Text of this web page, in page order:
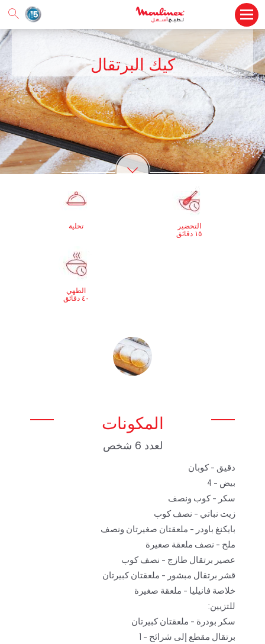
كيك البرتقال
تحلية
التحضير
١٥ دقائق
الطهي
٤٠ دقائق
المكونات
لعدد 6 شخص
دقيق - كوبان
بيض - 4
سكر - كوب ونصف
زيت نباتي - نصف كوب
بايكنغ باودر - ملعقتان صغيرتان ونصف
ملح - نصف ملعقة صغيرة
عصير برتقال طازج - نصف كوب
قشر برتقال مبشور - ملعقتان كبيرتان
خلاصة فانيليا - ملعقة صغيرة
للتزيين:
سكر بودرة - ملعقتان كبيرتان
برتقال مقطع إلى شرائح - 1